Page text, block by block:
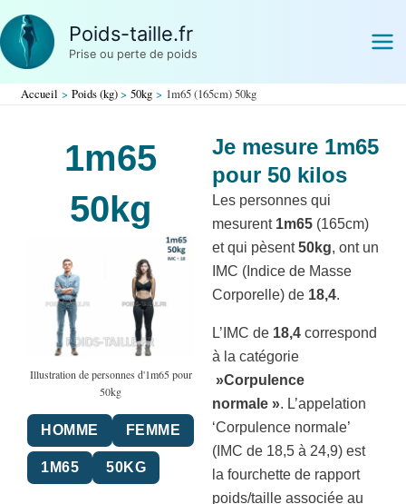
Aller
au
contenu
Poids-taille.fr
Prise ou perte de poids
Accueil Poids (kg) 50kg 1m65 (165cm) 50kg
1m65
50kg
Illustration de personnes d'1m65 pour
50kg
HOMME FEMME
1M65 50KG
Je mesure 1m65
pour 50 kilos
Les personnes qui
mesurent 1m65 (165cm)
et qui pèsent50kg, ont un
IMC (Indice de Masse
Corporelle) de 18,4.
L’IMC de 18,4 correspond
à la catégorie
»Corpulence
normale ». L’appelation
‘Corpulence normale’
(IMC de 18,5 à 24,9) est
la fourchette de rapport
poids/taille associée au